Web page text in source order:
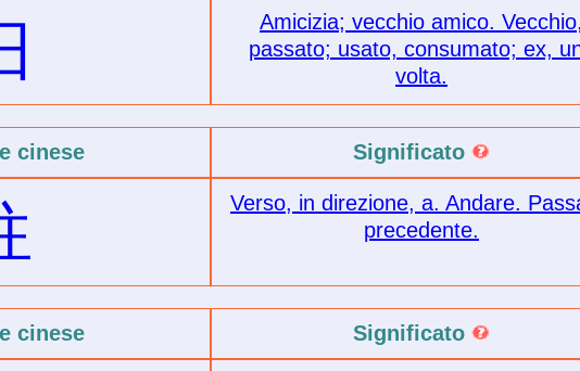
Amicizia; vecchio amico. Vecchio,
passato; usato, consumato; ex,
volta.
cinese Significato
Verso, in direzione, a. Andare.
precedente.
cinese Significato